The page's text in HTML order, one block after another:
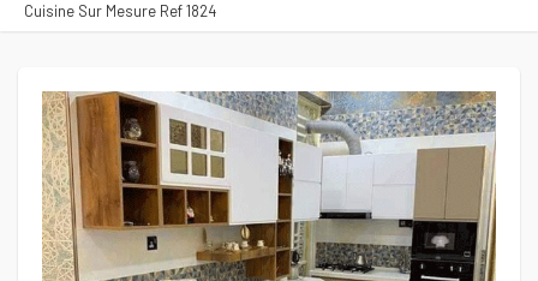
Cuisine Sur Mesure Ref 1824